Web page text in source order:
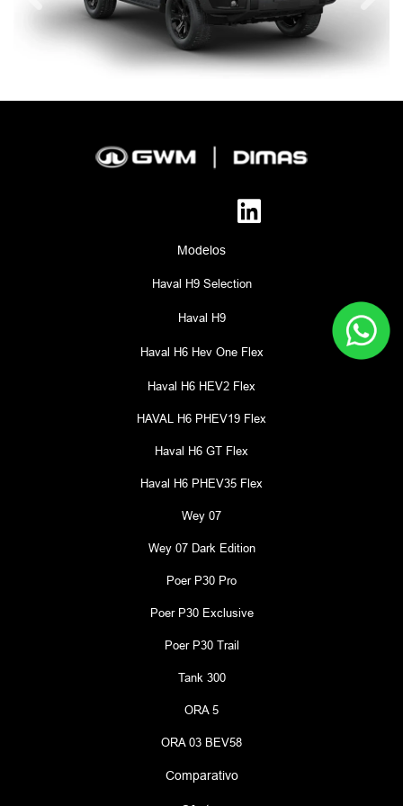
Modelos
Haval H9 Selection
Haval H9
Haval H6 Hev One Flex
Haval H6 HEV2 Flex
HAVAL H6 PHEV19 Flex
Haval H6 GT Flex
Haval H6 PHEV35 Flex
Wey 07
Wey 07 Dark Edition
Poer P30 Pro
Poer P30 Exclusive
Poer P30 Trail
Tank 300
ORA 5
ORA 03 BEV58
Comparativo